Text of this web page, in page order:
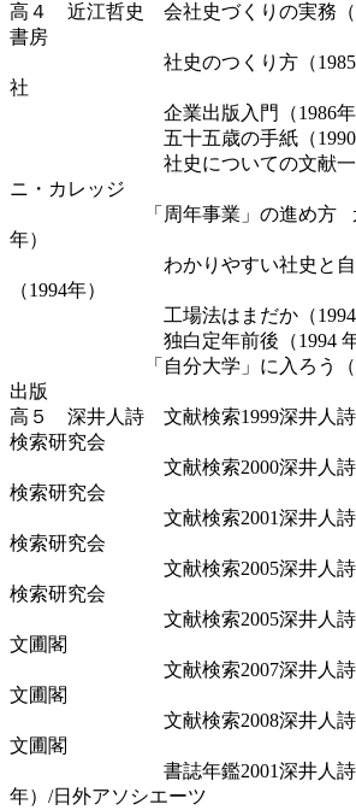
高４ 近江哲史 会社史づくりの実務（
書房
社史のつくり方（1985年）
社
企業出版入門（1986年）/
五十五歳の手紙（1990年
社史についての文献一覧（
ニ・カレッジ
「周年事業」の進め方 ガイ
年）
わかりやすい社史と自分史
（1994年）
工場法はまだか（1994
独白定年前後（1994 年
「自分大学」に入ろう（
出版
高５ 深井人詩 文献検索1999深井人詩
検索研究会
文献検索2000深井人詩編（
検索研究会
文献検索2001深井人詩編（
検索研究会
文献検索2005深井人詩編（
検索研究会
文献検索2005深井人詩編（
文圃閣
文献検索2007深井人詩編（
文圃閣
文献検索2008深井人詩編（
文圃閣
書誌年鑑2001深井人詩・中
年）/日外アソシエーツ